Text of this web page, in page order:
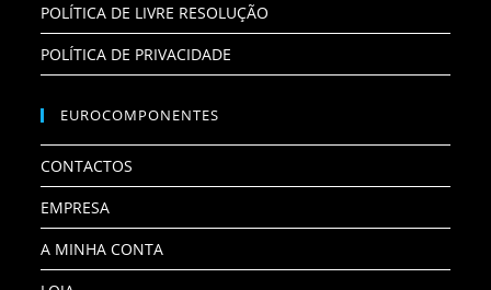
POLÍTICA DE LIVRE RESOLUÇÃO
POLÍTICA DE PRIVACIDADE
EUROCOMPONENTES
CONTACTOS
EMPRESA
A MINHA CONTA